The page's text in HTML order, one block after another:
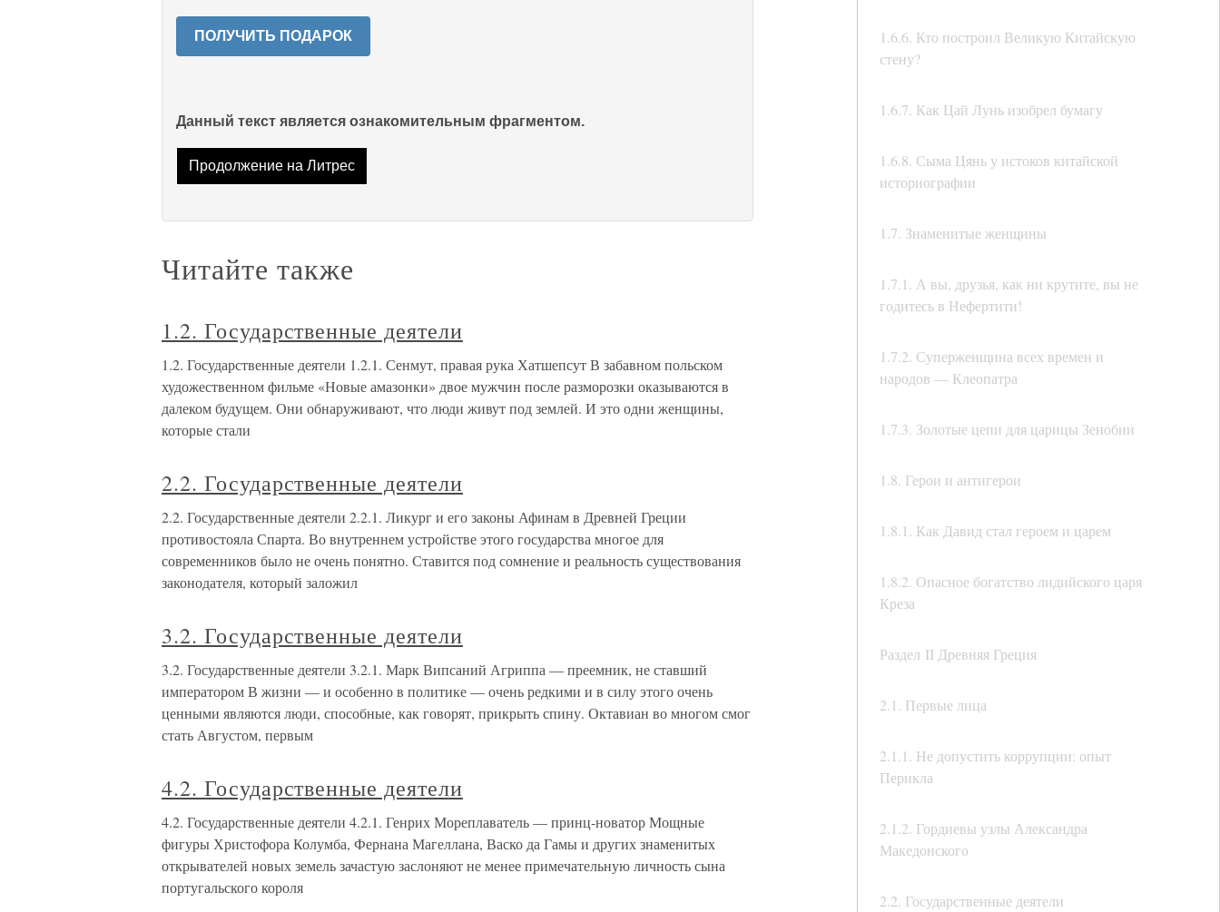
1.6.6. Кто построил Великую Китайскую
стену?
1.6.7. Как Цай Лунь изобрел бумагу
1.6.8. Сыма Цянь у истоков китайской
историографии
1.7. Знаменитые женщины
1.7.1. А вы, друзья, как ни крутите, вы не
годитесь в Нефертити!
1.7.2. Суперженщина всех времен и
народов — Клеопатра
1.7.3. Золотые цепи для царицы Зенобии
1.8. Герои и антигерои
1.8.1. Как Давид стал героем и царем
1.8.2. Опасное богатство лидийского царя
Креза
Раздел II Древняя Греция
2.1. Первые лица
2.1.1. Не допустить коррупции: опыт
Перикла
2.1.2. Гордиевы узлы Александра
Македонского
2.2. Государственные деятели
ПОЛУЧИТЬ ПОДАРОК
Данный текст является ознакомительным фрагментом.
Продолжение на Литрес
Читайте также
1.2. Государственные деятели
1.2. Государственные деятели 1.2.1. Сенмут, правая рука Хатшепсут В забавном польском
художественном фильме «Новые амазонки» двое мужчин после разморозки оказываются в
далеком будущем. Они обнаруживают, что люди живут под землей. И это одни женщины,
которые стали
2.2. Государственные деятели
2.2. Государственные деятели 2.2.1. Ликург и его законы Афинам в Древней Греции
противостояла Спарта. Во внутреннем устройстве этого государства многое для
современников было не очень понятно. Ставится под сомнение и реальность существования
законодателя, который заложил
3.2. Государственные деятели
3.2. Государственные деятели 3.2.1. Марк Випсаний Агриппа — преемник, не ставший
императором В жизни — и особенно в политике — очень редкими и в силу этого очень
ценными являются люди, способные, как говорят, прикрыть спину. Октавиан во многом смог
стать Августом, первым
4.2. Государственные деятели
4.2. Государственные деятели 4.2.1. Генрих Мореплаватель — принц-новатор Мощные
фигуры Христофора Колумба, Фернана Магеллана, Васко да Гамы и других знаменитых
открывателей новых земель зачастую заслоняют не менее примечательную личность сына
португальского короля